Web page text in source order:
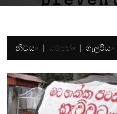
නිවස» සම්පත්» ගැලරිය»